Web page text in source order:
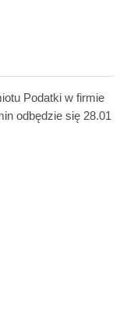
Podatki w firmie
odbędzie się 28.01